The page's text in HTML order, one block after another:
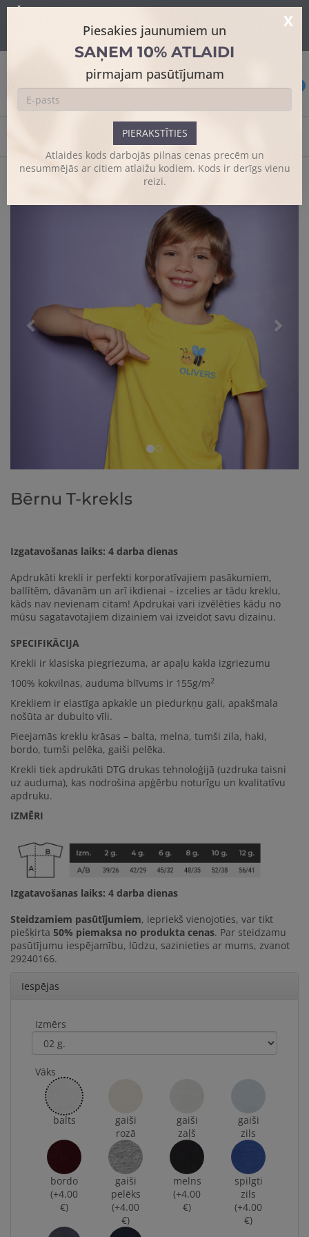
X
Piesakies jaunumiem un
SAŅEM 10% ATLAIDI
pirmajam pasūtījumam
PIERAKSTĪTIES
Atlaides kods darbojās pilnas cenas precēm un
nesummējās ar citiem atlaižu kodiem. Kods ir derīgs vienu
reizi.
Personalizēti krekli Bērnu T-krekls
Bērnu T-krekls
Izgatavošanas laiks: 4 darba dienas
Apdrukāti krekli ir perfekti korporatīvajiem pasākumiem,
ballītēm, dāvanām un arī ikdienai – izcelies ar tādu kreklu,
kāds nav nevienam citam! Apdrukai vari izvēlēties kādu no
mūsu sagatavotajiem dizainiem vai izveidot savu dizainu.
SPECIFIKĀCIJA
Krekli ir klasiska piegriezuma, ar apaļu kakla izgriezumu
100% kokvilnas, auduma blīvums ir 155g/m2
Krekliem ir elastīga apkakle un piedurkņu gali, apakšmala
nošūta ar dubulto vīli.
Pieejamās kreklu krāsas – balta, melna, tumši zila, haki,
bordo, tumši pelēka, gaiši pelēka.
Krekli tiek apdrukāti DTG drukas tehnoloģijā (uzdruka taisni
uz auduma), kas nodrošina apģērbu noturīgu un kvalitatīvu
apdruku.
IZMĒRI
Izgatavošanas laiks: 4 darba dienas
Steidzamiem pasūtījumiem, iepriekš vienojoties, var tikt
piešķirta 50% piemaksa no produkta cenas. Par steidzamu
pasūtījumu iespējamību, lūdzu, sazinieties ar mums, zvanot
29240166.
Iespējas
Izmērs
Vāks
balts
gaiši
rozā
gaiši
zaļš
gaiši
zils
bordo
(+4.00
€)
gaiši
pelēks
(+4.00
€)
melns
(+4.00
€)
spilgti
zils
(+4.00
€)
papildus funkciju piedāvājumam.